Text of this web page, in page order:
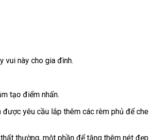
vui này cho gia đình.
tạo điểm nhấn.
được yêu cầu lắp thêm các rèm phủ để che
thường, một phần để tăng thêm nét đẹp